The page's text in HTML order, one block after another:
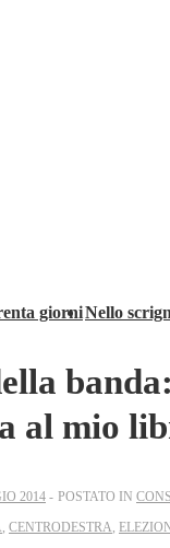
giorniNello
al mio
2014 POSTATO IN
CENTRODESTRA